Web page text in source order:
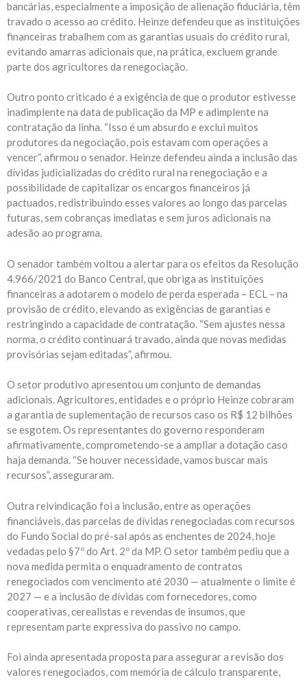
bancárias, especialmente a imposição de alienação fiduciária, têm
travado o acesso ao crédito. Heinze defendeu que as instituições
financeiras trabalhem com as garantias usuais do crédito rural,
evitando amarras adicionais que, na prática, excluem grande
parte dos agricultores da renegociação.
Outro ponto criticado é a exigência de que o produtor estivesse
inadimplente na data de publicação da MP e adimplente na
contratação da linha. “Isso é um absurdo e exclui muitos
produtores da negociação, pois estavam com operações a
vencer”, afirmou o senador. Heinze defendeu ainda a inclusão das
dívidas judicializadas do crédito rural na renegociação e a
possibilidade de capitalizar os encargos financeiros já
pactuados, redistribuindo esses valores ao longo das parcelas
futuras, sem cobranças imediatas e sem juros adicionais na
adesão ao programa.
O senador também voltou a alertar para os efeitos da Resolução
4.966/2021 do Banco Central, que obriga as instituições
financeiras a adotarem o modelo de perda esperada – ECL – na
provisão de crédito, elevando as exigências de garantias e
restringindo a capacidade de contratação. “Sem ajustes nessa
norma, o crédito continuará travado, ainda que novas medidas
provisórias sejam editadas”, afirmou.
O setor produtivo apresentou um conjunto de demandas
adicionais. Agricultores, entidades e o próprio Heinze cobraram
a garantia de suplementação de recursos caso os R$ 12 bilhões
se esgotem. Os representantes do governo responderam
afirmativamente, comprometendo-se a ampliar a dotação caso
haja demanda. “Se houver necessidade, vamos buscar mais
recursos”, asseguraram.
Outra reivindicação foi a inclusão, entre as operações
financiáveis, das parcelas de dívidas renegociadas com recursos
do Fundo Social do pré-sal após as enchentes de 2024, hoje
vedadas pelo §7º do Art. 2º da MP. O setor também pediu que a
nova medida permita o enquadramento de contratos
renegociados com vencimento até 2030 — atualmente o limite é
2027 — e a inclusão de dívidas com fornecedores, como
cooperativas, cerealistas e revendas de insumos, que
representam parte expressiva do passivo no campo.
Foi ainda apresentada proposta para assegurar a revisão dos
valores renegociados, com memória de cálculo transparente,